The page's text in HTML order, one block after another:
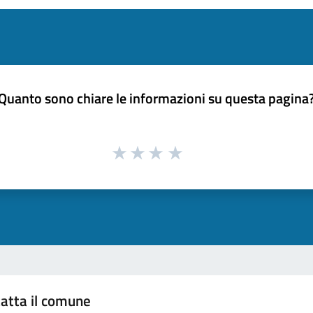
sono chiare le informazioni su questa
il comune